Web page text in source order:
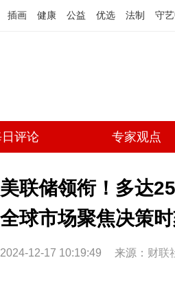
插画 健康 公益 优选 法制 守
评论 专家观点
美联储领衔！多达
全球市场聚焦决策时
2024-12-17 10:19:49 来源： 财联